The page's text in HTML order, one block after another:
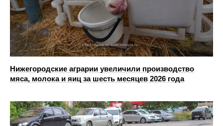
Нижегородские аграрии увеличили производство
мяса, молока и яиц за шесть месяцев 2026 года